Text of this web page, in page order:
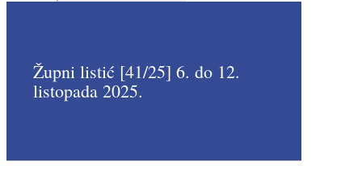
Župni listić [41/25] 6. do 12.
listopada 2025.